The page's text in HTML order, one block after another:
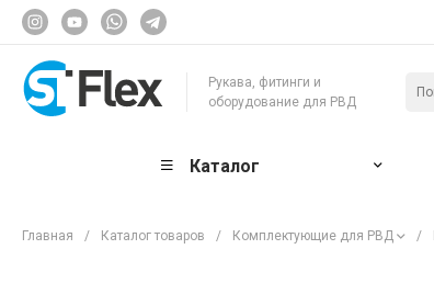
Рукава, фитинги и
оборудование для РВД
Каталог
Главная / Каталог товаров / Комплектующие для РВД /